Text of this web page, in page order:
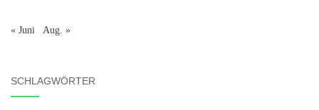
« Juni Aug. »
SCHLAGWÖRTER